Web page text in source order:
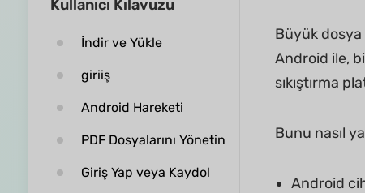
Kullanıcı Kılavuzu
İndir ve Yükle
giriiş
Android Hareketi
PDF Dosyalarını Yönetin
Giriş Yap veya Kaydol
Büyük
Android ile,
sıkıştırma
Bunu nasıl
Android